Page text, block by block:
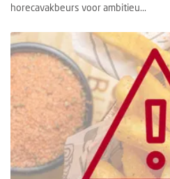
horecavakbeurs voor ambitieu...